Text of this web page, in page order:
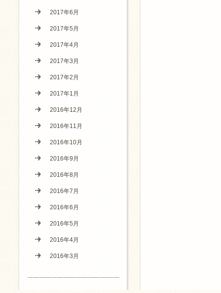
2017年6月
2017年5月
2017年4月
2017年3月
2017年2月
2017年1月
2016年12月
2016年11月
2016年10月
2016年9月
2016年8月
2016年7月
2016年6月
2016年5月
2016年4月
2016年3月